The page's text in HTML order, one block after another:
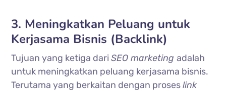
3. Meningkatkan Peluang untuk
Kerjasama Bisnis (Backlink)
Tujuan yang ketiga dariSEO marketingadalah
untuk meningkatkan peluang kerjasama bisnis.
Terutama yang berkaitan dengan proseslink